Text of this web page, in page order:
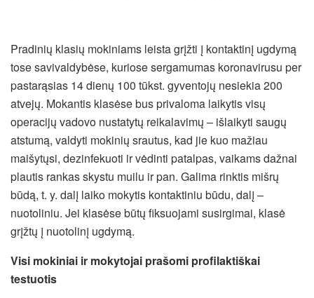
Pradinių klasių mokiniams leista grįžti į kontaktinį ugdymą
tose savivaldybėse, kuriose sergamumas koronavirusu per
pastarąsias 14 dienų 100 tūkst. gyventojų nesiekia 200
atvejų. Mokantis klasėse bus privaloma laikytis visų
operacijų vadovo nustatytų reikalavimų – išlaikyti saugų
atstumą, valdyti mokinių srautus, kad jie kuo mažiau
maišytųsi, dezinfekuoti ir vėdinti patalpas, vaikams dažnai
plautis rankas skystu muilu ir pan. Galima rinktis mišrų
būdą, t. y. dalį laiko mokytis kontaktiniu būdu, dalį –
nuotoliniu. Jei klasėse būtų fiksuojami susirgimai, klasė
grįžtų į nuotolinį ugdymą.
Visi mokiniai ir mokytojai prašomi profilaktiškai
testuotis